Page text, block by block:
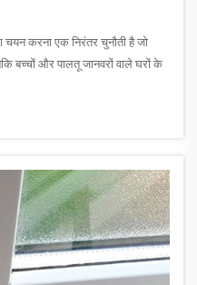
चयन करना एक निरंतर चुनौती है जो
बच्चों और पालतू जानवरों वाले घरों के
प्रभावशीलता और सुरक्षा के बीच संतुलन